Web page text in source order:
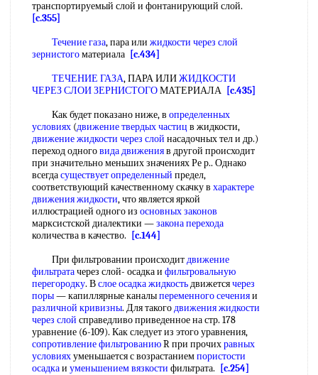
транспортируемый слой и фонтанирующий слой.
[c.355]
Течение газа, пара или жидкости через слой
зернистогоматериала [c.434]
ТЕЧЕНИЕ ГАЗА, ПАРА ИЛИЖИДКОСТИ
ЧЕРЕЗ СЛОИ ЗЕРНИСТОГОМАТЕРИАЛА [c.435]
Как будет показано ниже, в определенных
условиях (движение твердых частиц в жидкости,
движение жидкости через слой насадочных тел и др.)
переход одноговида движенияв другой происходит
при значительно меньших значениях Ре р.. Однако
всегдасуществует определенный предел,
соответствующий качественному скачку в характере
движения жидкости, что является яркой
иллюстрацией одного из основных законов
марксистской диалектики —закона перехода
количества в качество.
[c.144]
При фильтровании происходитдвижение
фильтратачерез слой- осадка и фильтровальную
перегородку. Вслое осадка жидкостьдвижетсячерез
поры— капиллярные каналыпеременного сеченияи
различной кривизны. Для такогодвижения жидкости
через слой справедливо приведенное на стр. 178
уравнение (6-109). Как следует из этого уравнения,
сопротивление фильтрованиюR при прочихравных
условияхуменьшается с возрастаниемпористости
осадкаи уменьшением вязкости фильтрата.
[c.254]